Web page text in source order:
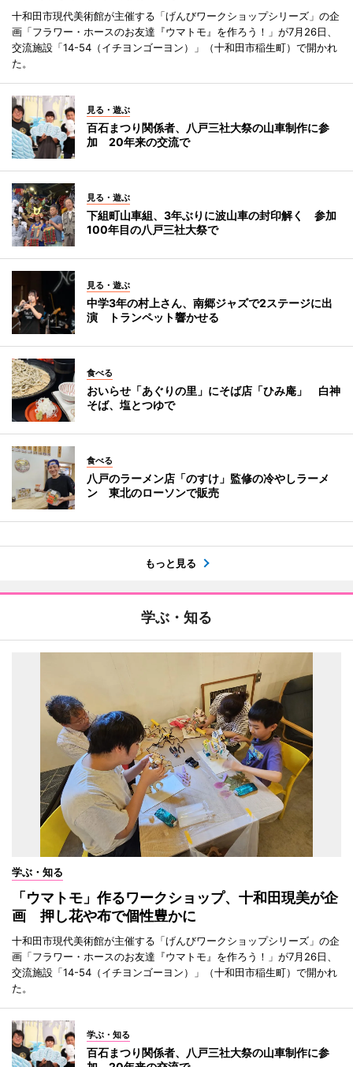
十和田市現代美術館が主催する「げんびワークショップシリーズ」の企
画「フラワー・ホースのお友達『ウマトモ』を作ろう！」が7月26日、
交流施設「14-54（イチヨンゴーヨン）」（十和田市稲生町）で開かれ
た。
見る・遊ぶ
百石まつり関係者、八戸三社大祭の山車制作に参
加 20年来の交流で
見る・遊ぶ
下組町山車組、3年ぶりに波山車の封印解く 参加
100年目の八戸三社大祭で
見る・遊ぶ
中学3年の村上さん、南郷ジャズで2ステージに出
演 トランペット響かせる
食べる
おいらせ「あぐりの里」にそば店「ひみ庵」 白神
そば、塩とつゆで
食べる
八戸のラーメン店「のすけ」監修の冷やしラーメ
ン 東北のローソンで販売
もっと見る
学ぶ・知る
学ぶ・知る
「ウマトモ」作るワークショップ、十和田現美が企
画 押し花や布で個性豊かに
十和田市現代美術館が主催する「げんびワークショップシリーズ」の企
画「フラワー・ホースのお友達『ウマトモ』を作ろう！」が7月26日、
交流施設「14-54（イチヨンゴーヨン）」（十和田市稲生町）で開かれ
た。
学ぶ・知る
百石まつり関係者、八戸三社大祭の山車制作に参